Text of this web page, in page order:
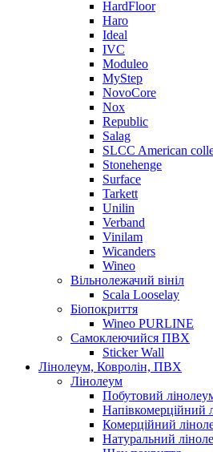
HardFloor
Haro
Ideal
IVC
Moduleo
MyStep
NovoCore
Nox
Republic
Salag
SLCC American
Stonehenge
Surface
Tarkett
Unilin
Verband
Vinilam
Wicanders
Wineo
Вільнолежачий вініл
Scala Looselay
Біопокриття
Wineo PURLINE
Самоклеючийся ПВХ
Sticker Wall
Лінолеум, Ковролін, ПВХ
Лінолеум
Побутовий
Напівкомерційний
Комерційний
Натуральний